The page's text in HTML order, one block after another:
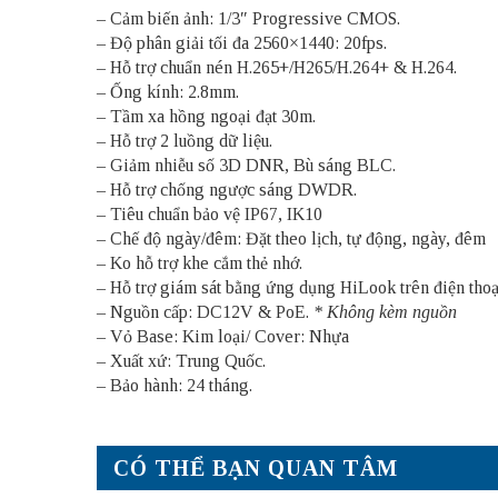
– Cảm biến ảnh: 1/3″ Progressive CMOS.
– Độ phân giải tối đa 2560×1440: 20fps.
– Hỗ trợ chuẩn nén H.265+/H265/H.264+ & H.264.
– Ống kính: 2.8mm.
– Tầm xa hồng ngoại đạt 30m.
– Hỗ trợ 2 luồng dữ liệu.
– Giảm nhiễu số 3D DNR, Bù sáng BLC.
– Hỗ trợ chống ngược sáng DWDR.
– Tiêu chuẩn bảo vệ IP67, IK10
– Chế độ ngày/đêm: Đặt theo lịch, tự động, ngày, đêm
– Ko hỗ trợ khe cắm thẻ nhớ.
– Hỗ trợ giám sát bằng ứng dụng HiLook trên điện
– Nguồn cấp: DC12V & PoE. * Không kèm nguồn
– Vỏ Base: Kim loại/ Cover: Nhựa
– Xuất xứ: Trung Quốc.
– Bảo hành: 24 tháng.
CÓ THỂ BẠN QUAN TÂM